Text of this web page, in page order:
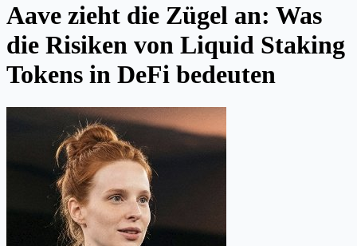
Aave zieht die Zügel an: Was
die Risiken von Liquid Staking
Tokens in DeFi bedeuten